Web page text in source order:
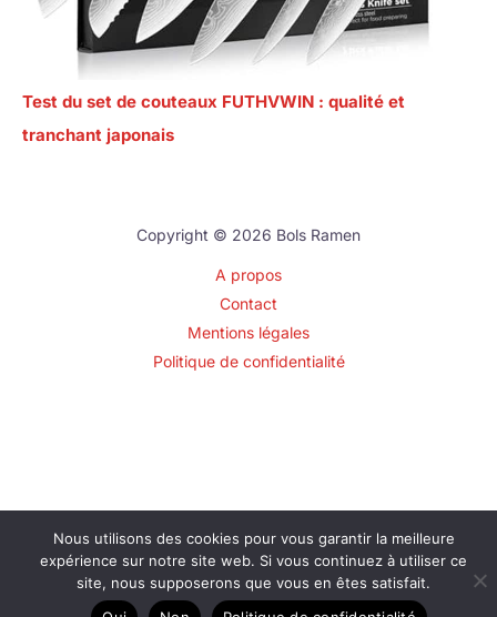
Test du set de couteaux FUTHVWIN : qualité et
tranchant japonais
Copyright © 2026 Bols Ramen
A propos
Contact
Mentions légales
Politique de confidentialité
Nous utilisons des cookies pour vous garantir la meilleure
expérience sur notre site web. Si vous continuez à utiliser ce
site, nous supposerons que vous en êtes satisfait.